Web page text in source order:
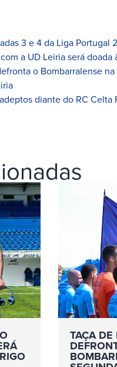
3 e 4 da Liga Portugal 2
a UD Leiria será doada
o Bombarralense
diante do RC Celta
TAÇA DE